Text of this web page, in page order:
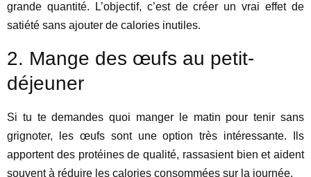
grande quantité. L’objectif, c’est de créer un vrai effet de
satiété sans ajouter de calories inutiles.
2. Mange des œufs au petit-
déjeuner
Si tu te demandes quoi manger le matin pour tenir sans
grignoter, les œufs sont une option très intéressante. Ils
apportent des protéines de qualité, rassasient bien et aident
souvent à réduire les calories consommées sur la journée.